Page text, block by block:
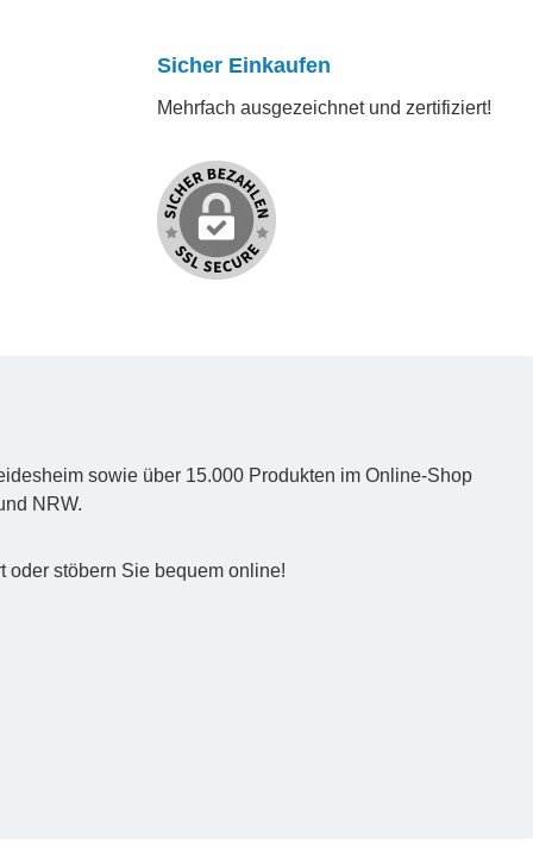
Sicher Einkaufen
Mehrfach ausgezeichnet und zertifiziert!
sowie über 15.000 Produkten im Online-Shop
NRW.
oder stöbern Sie bequem online!